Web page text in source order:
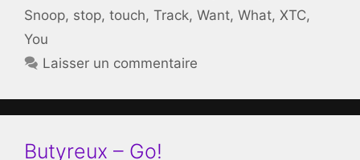
Snoop, stop, touch, Track, Want, What, XTC,
You
Laisser un commentaire
Butyreux – Go!